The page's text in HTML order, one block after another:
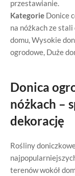
przestawianie.
Kategorie Donice
na nóżkach ze
domu,Wysokie
ogrodowe, Duże
Donica
nóżkach –
dekorację
Rośliny
terenów wokół